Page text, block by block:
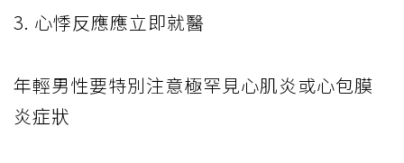
3. 心悸反應應立即就醫
年輕男性要特別注意極罕見心肌炎或心包膜
炎症狀